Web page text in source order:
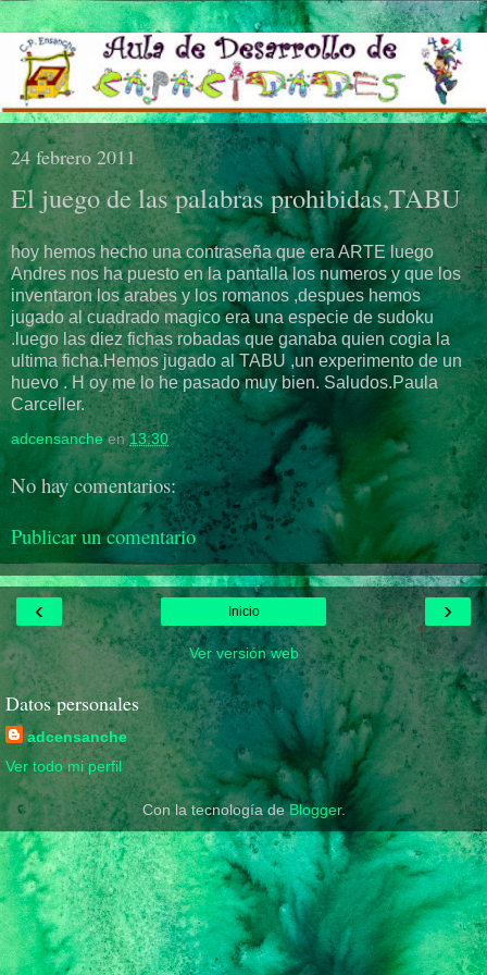
24 febrero 2011
El juego de las palabras prohibidas,TABU
hoy hemos hecho una contraseña que era ARTE luego
Andres nos ha puesto en la pantalla los numeros y que los
inventaron los arabes y los romanos ,despues hemos
jugado al cuadrado magico era una especie de sudoku
.luego las diez fichas robadas que ganaba quien cogia la
ultima ficha.Hemos jugado al TABU ,un experimento de un
huevo . H oy me lo he pasado muy bien. Saludos.Paula
Carceller.
adcensanche en13:30
No hay comentarios:
Publicar un comentario
‹ ›
Inicio
Ver versión web
Datos personales
adcensanche
Ver todo mi perfil
Con la tecnología deBlogger.